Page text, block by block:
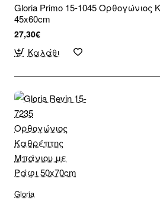
Gloria Primo 15-1045
45x60cm
27,30€
Καλάθι
Gloria